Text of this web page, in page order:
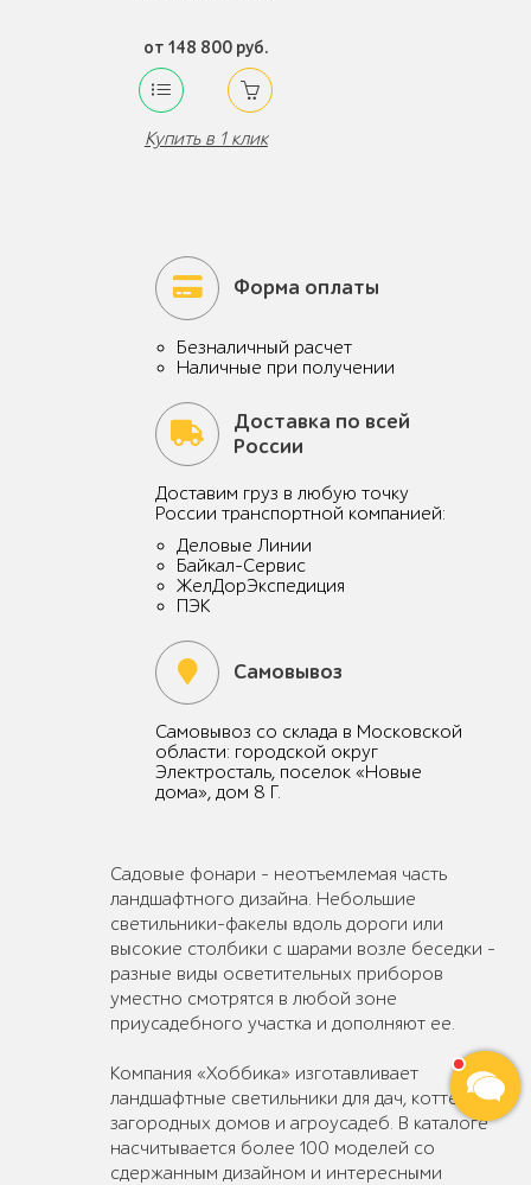
от 148 800 руб.
Купить в 1 клик
Форма оплаты
Безналичный расчет
Наличные при получении
Доставка по всей
России
Доставим груз в любую точку
России транспортной компанией:
Деловые Линии
Байкал-Сервис
ЖелДорЭкспедиция
ПЭК
Самовывоз
Самовывоз со склада в Московской
области: городской округ
Электросталь, поселок «Новые
дома», дом 8 Г.
Садовые фонари – неотъемлемая часть
ландшафтного дизайна. Небольшие
светильники-факелы вдоль дороги или
высокие столбики с шарами возле беседки –
разные виды осветительных приборов
уместно смотрятся в любой зоне
приусадебного участка и дополняют ее.
Компания «Хоббика» изготавливает
ландшафтные светильники для дач, коттеджей,
загородных домов и агроусадеб. В каталоге
насчитывается более 100 моделей со
сдержанным дизайном и интересными